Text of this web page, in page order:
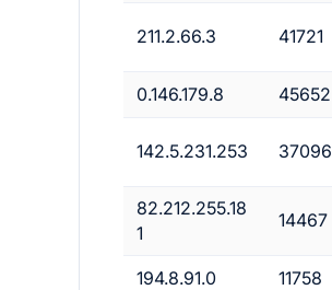
211.2.66.3 41721
0.146.179.8 45652
142.5.231.253 37096
82.212.255.18
1
14467
194.8.91.0 11758